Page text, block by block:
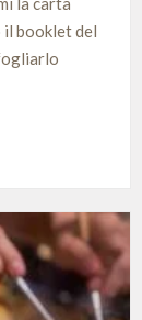
booklet del